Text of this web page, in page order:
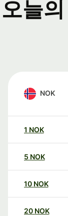
오늘
NOK
1 NOK
5 NOK
10 NOK
20 NOK